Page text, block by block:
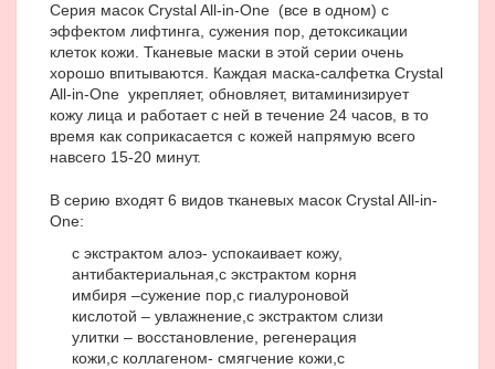
Серия масок Crystal All-in-One (все в одном) c
эффектом лифтинга, сужения пор, детоксикации
клеток кожи. Тканевые маски в этой серии очень
хорошо впитываются. Каждая маска-салфетка Crystal
All-in-One укрепляет, обновляет, витаминизирует
кожу лица и работает с ней в течение 24 часов, в то
время как соприкасается с кожей напрямую всего
навсего 15-20 минут.
В серию входят 6 видов тканевых масок Crystal All-in-
One:
с экстрактом алоэ- успокаивает кожу,
антибактериальная,с экстрактом корня
имбиря –сужение пор,с гиалуроновой
кислотой – увлажнение,с экстрактом слизи
улитки – восстановление, регенерация
кожи,с коллагеном- смягчение кожи,с